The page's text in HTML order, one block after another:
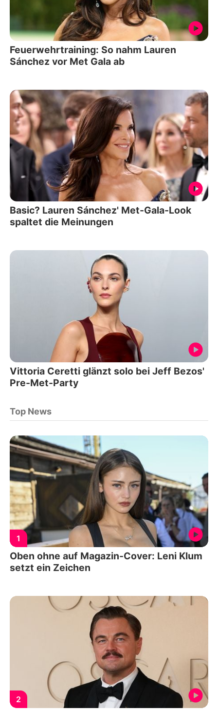
Feuerwehrtraining: So nahm Lauren
Sánchez vor Met Gala ab
Basic? Lauren Sánchez' Met-Gala-Look
spaltet die Meinungen
Vittoria Ceretti glänzt solo bei Jeff Bezos'
Pre-Met-Party
Top News
1
Oben ohne auf Magazin-Cover: Leni Klum
setzt ein Zeichen
2